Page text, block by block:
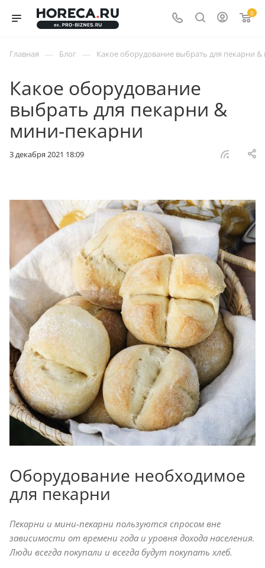
0
Главная — Блог — Какое оборудование выбрать для пекарни
Какое оборудование
выбрать для пекарни &
мини-пекарни
3 декабря 2021 18:09
Оборудование необходимое
для пекарни
Пекарни и мини-пекарни пользуются спросом вне
зависимости от времени года и уровня дохода населения.
Люди всегда покупали и всегда будут покупать хлеб.